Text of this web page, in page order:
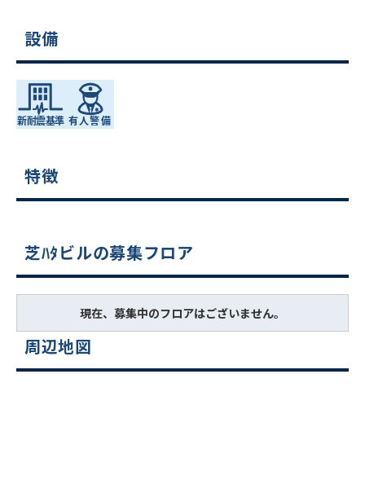
設備
特徴
芝ﾊﾀビルの募集フロア
現在、募集中のフロアはございません。
周辺地図